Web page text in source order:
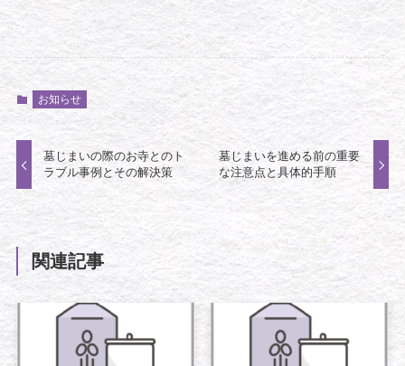
お知らせ
墓じまいの際のお寺とのト
ラブル事例とその解決策
墓じまいを進める前の重要
な注意点と具体的手順
関連記事